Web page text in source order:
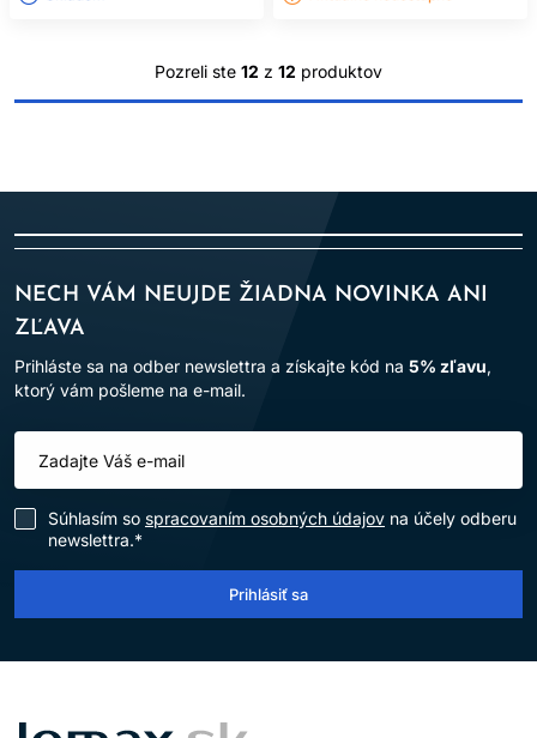
ZÁKAZNÍKOV
stenčenými koncami.
MÁM POUŽIŤ KONDICIONÉR AJ
Zvyčajne stačí jeden oplachovací krok podľa aktuálnej
potreby vlasov.
ZACELÍ MASKA ROZŠTIEPENÉ
KONČEKY NATRVALO?
Nie. Môže ich dočasne uhladiť; existujúce rozštiepenie
odstráni zastrihnutie.
MÔŽE PRO LONGER ZRÝCHLIŤ
RAST VLASOV?
Pozreli ste 12 z 12 produktov
NECH VÁM NEUJDE ŽIADNA NOVINKA ANI
ZĽAVA
Prihláste sa na odber newslettra a získajte kód na 5% zľavu,
ktorý vám pošleme na e-mail.
Súhlasím so spracovaním osobných údajov na účely odberu
newslettra.*
Prihlásiť sa
LOMAX